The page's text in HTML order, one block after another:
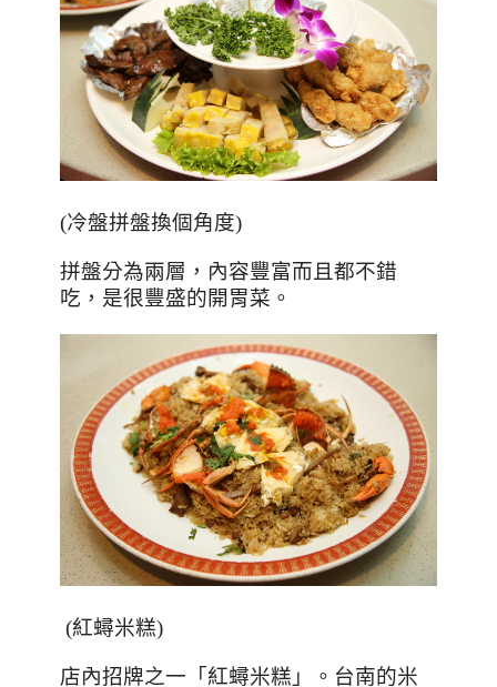
(冷盤拼盤換個角度)
拼盤分為兩層，內容豐富而且都不錯
吃，是很豐盛的開胃菜。
(紅蟳米糕)
店內招牌之一「紅蟳米糕」。台南的米